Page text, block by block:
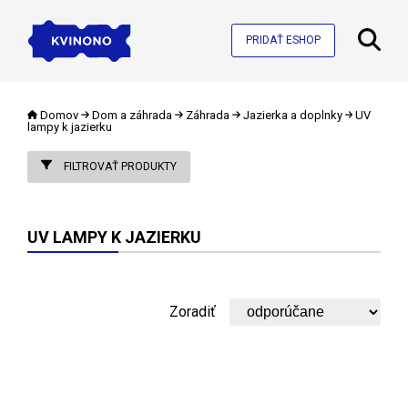
PRIDAŤ ESHOP
Domov Dom a záhrada Záhrada Jazierka a doplnky
UV
lampy k jazierku
FILTROVAŤ PRODUKTY
UV LAMPY K JAZIERKU
Zoradiť